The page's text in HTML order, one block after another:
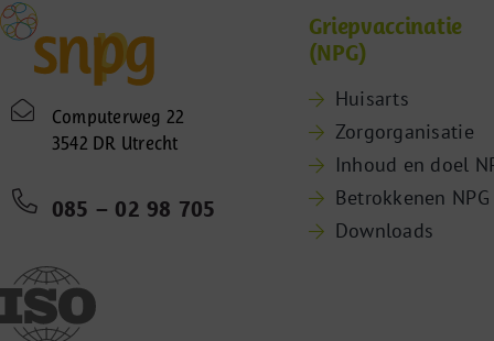
Computerweg 22
3542 DR Utrecht
085 – 02 98 705
Griepvaccinatie
(NPG)
Huisarts
Zorgorganisatie
Inhoud en doel
Betrokkenen NPG
Downloads